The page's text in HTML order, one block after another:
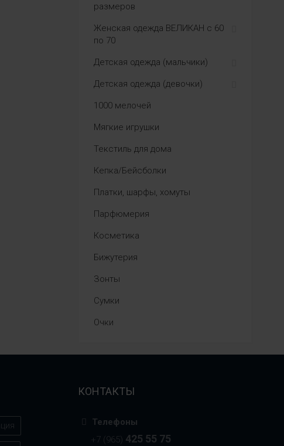
размеров
Женская одежда ВЕЛИКАН с 60
по 70
Детская одежда (мальчики)
Детская одежда (девочки)
1000 мелочей
Мягкие игрушки
Текстиль для дома
Кепка/Бейсболки
Платки, шарфы, хомуты
Парфюмерия
Косметика
Бижутерия
Зонты
Сумки
Очки
КОНТАКТЫ
Телефоны
+7 (965) 425 55 75